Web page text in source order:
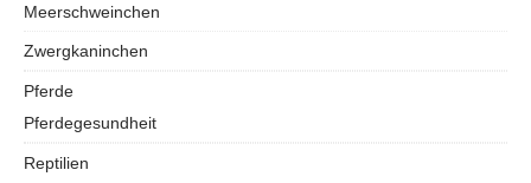
Meerschweinchen
Zwergkaninchen
Pferde
Pferdegesundheit
Reptilien